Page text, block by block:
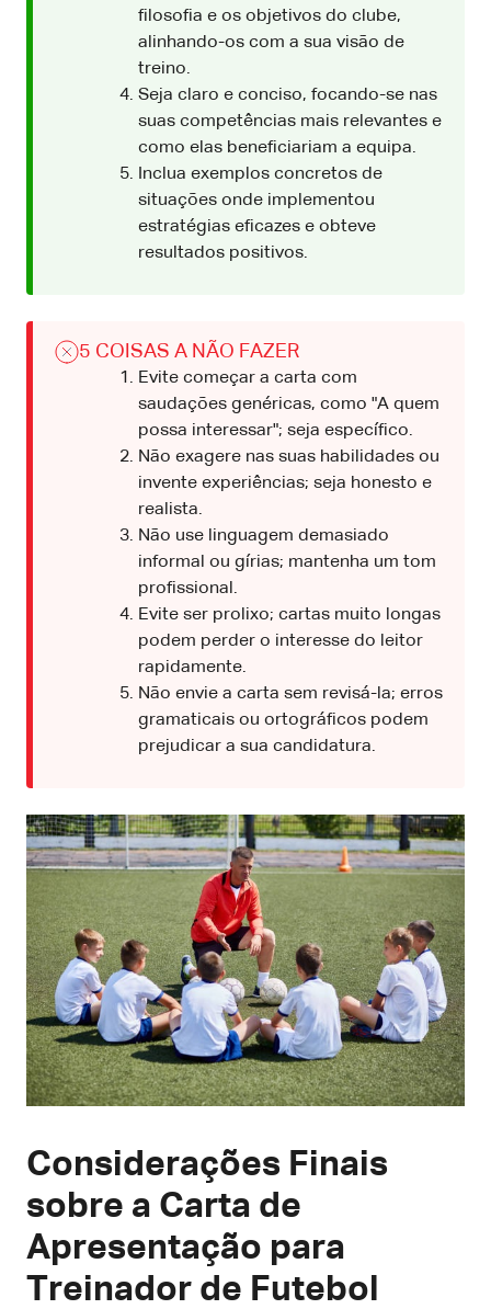
filosofia e os objetivos do clube,
alinhando-os com a sua visão de
treino.
Seja claro e conciso, focando-se nas
suas competências mais relevantes e
como elas beneficiariam a equipa.
Inclua exemplos concretos de
situações onde implementou
estratégias eficazes e obteve
resultados positivos.
5 COISAS A NÃO FAZER
Evite começar a carta com
saudações genéricas, como "A quem
possa interessar"; seja específico.
Não exagere nas suas habilidades ou
invente experiências; seja honesto e
realista.
Não use linguagem demasiado
informal ou gírias; mantenha um tom
profissional.
Evite ser prolixo; cartas muito longas
podem perder o interesse do leitor
rapidamente.
Não envie a carta sem revisá-la; erros
gramaticais ou ortográficos podem
prejudicar a sua candidatura.
Considerações Finais
sobre a Carta de
Apresentação para
Treinador de Futebol